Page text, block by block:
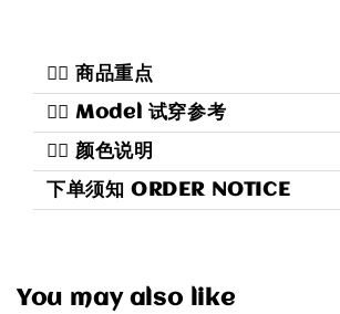
二️⃣ 商品重点
三️⃣ Model 试穿参考
四️⃣ 颜色说明
下单须知 ORDER NOTICE
You may also like